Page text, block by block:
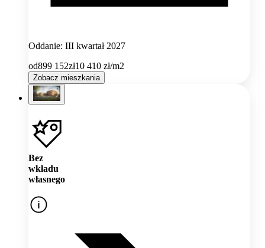
Oddanie: III kwartał 2027
od899 152zł10 410 zł/m2
Zobacz mieszkania
Bez
wkładu
własnego